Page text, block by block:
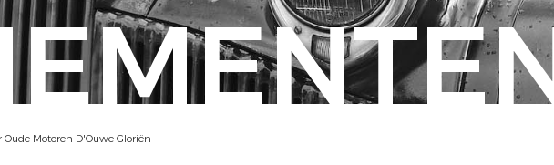
Motoren D'Ouwe Gloriën